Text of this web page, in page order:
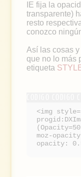
IE fija la
transparente)
resto
conozco
Así las cosas
que no lo más
etiqueta
<img
moz-
opacity: